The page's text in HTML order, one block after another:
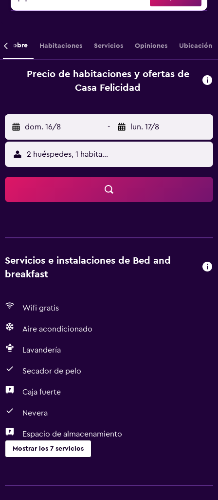
Sobre Habitaciones Servicios Opiniones Ubicación
Precio de habitaciones y ofertas de
Casa Felicidad
dom. 16/8 - lun. 17/8
2 huéspedes, 1 habitación
Servicios e instalaciones de Bed and
breakfast
Wifi gratis
Aire acondicionado
Lavandería
Secador de pelo
Caja fuerte
Nevera
Espacio de almacenamiento
Mostrar los 7 servicios
Wifi gratis